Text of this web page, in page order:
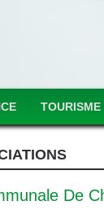
TOURISME
De